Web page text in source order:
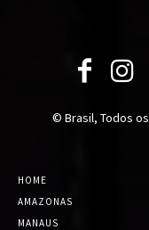
© Brasil, Todos
HOME
AMAZONAS
MANAUS